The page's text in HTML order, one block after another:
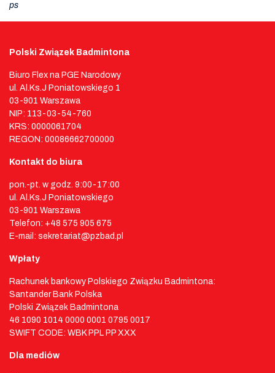
ps
Polski Związek Badmintona
Biuro Flex na PGE Narodowy
ul. Al.Ks.J Poniatowskiego 1
03-901 Warszawa
NIP: 113-03-54-760
KRS: 0000061704
REGON: 00086662700000
Kontakt do biura
pon.-pt. w godz. 9:00-17:00
ul. Al.Ks.J Poniatowskiego
03-901 Warszawa
Telefon: +48 575 905 675
E-mail: sekretariat@pzbad.pl
Wpłaty
Rachunek bankowy Polskiego Związku Badmintona:
Santander Bank Polska
Polski Związek Badmintona
46 1090 1014 0000 0001 0795 0017
SWIFT CODE: WBK PPL PP XXX
Dla mediów